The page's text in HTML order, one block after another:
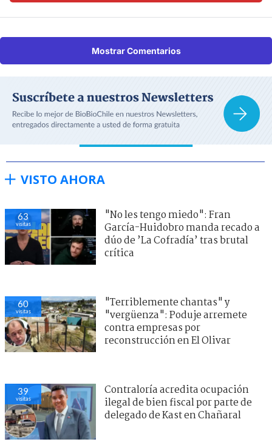
Mostrar Comentarios
VISTO AHORA
63
visitas
"No les tengo miedo": Fran
García-Huidobro manda recado a
dúo de ’La Cofradía’ tras brutal
crítica
60
visitas
"Terriblemente chantas" y
"vergüenza": Poduje arremete
contra empresas por
reconstrucción en El Olivar
39
visitas
Contraloría acredita ocupación
ilegal de bien fiscal por parte de
delegado de Kast en Chañaral